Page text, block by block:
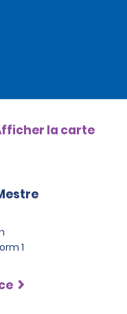
la carte
1